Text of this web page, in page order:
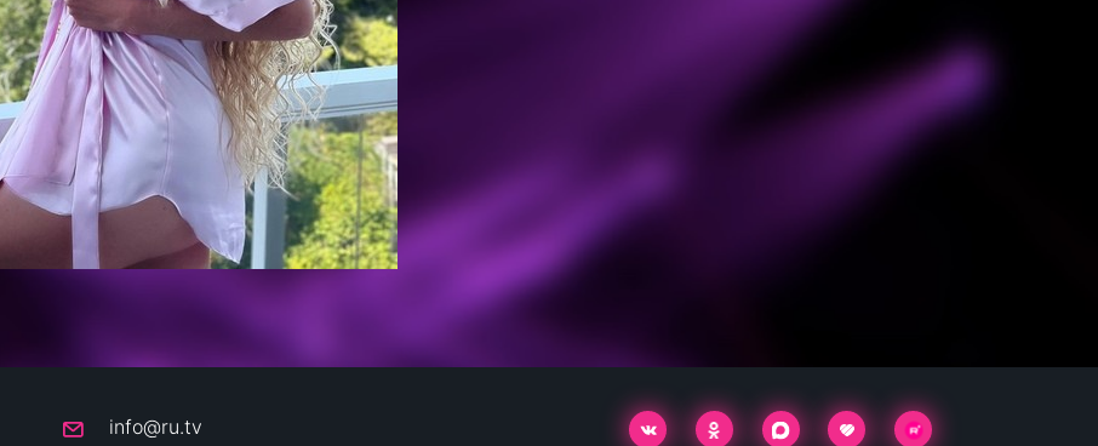
info@ru.tv